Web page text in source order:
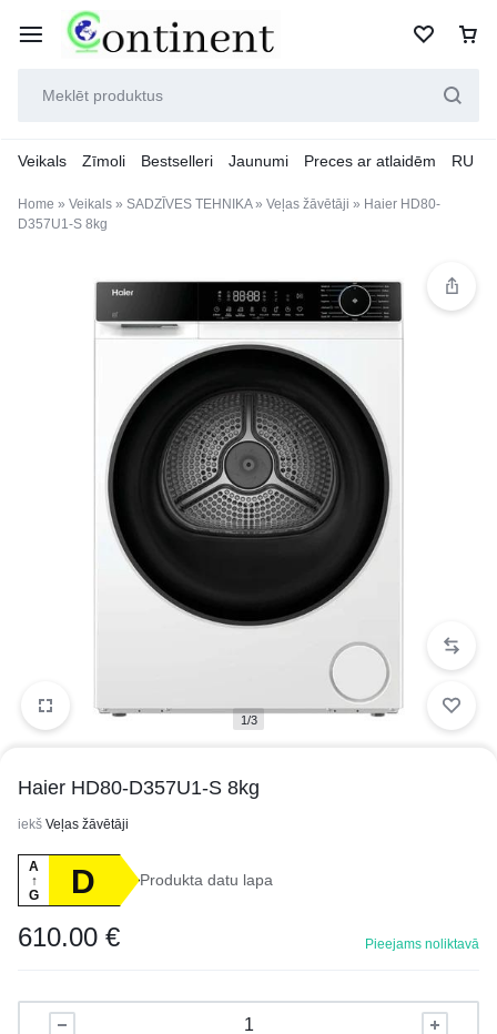
Veikals Zīmoli Bestselleri Jaunumi Preces ar atlaidēm RU
Home » Veikals » SADZĪVES TEHNIKA» Veļas žāvētāji » Haier HD80-
D357U1-S 8kg
1/3
Haier HD80-D357U1-S 8kg
iekš Veļas žāvētāji
A
↑
G
D Produkta datu lapa
610.00 € Pieejams noliktavā